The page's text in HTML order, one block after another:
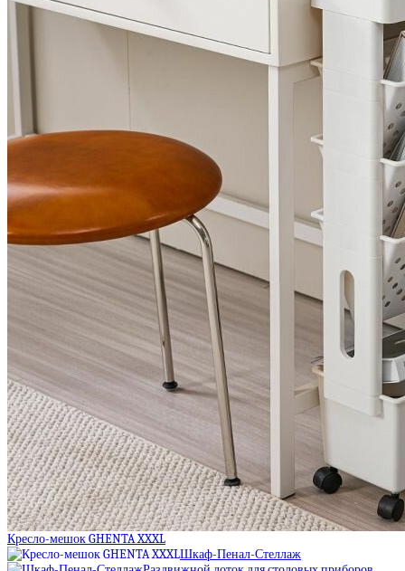
Кресло-мешок GHENTA XXXL
Шкаф-Пенал-Стеллаж